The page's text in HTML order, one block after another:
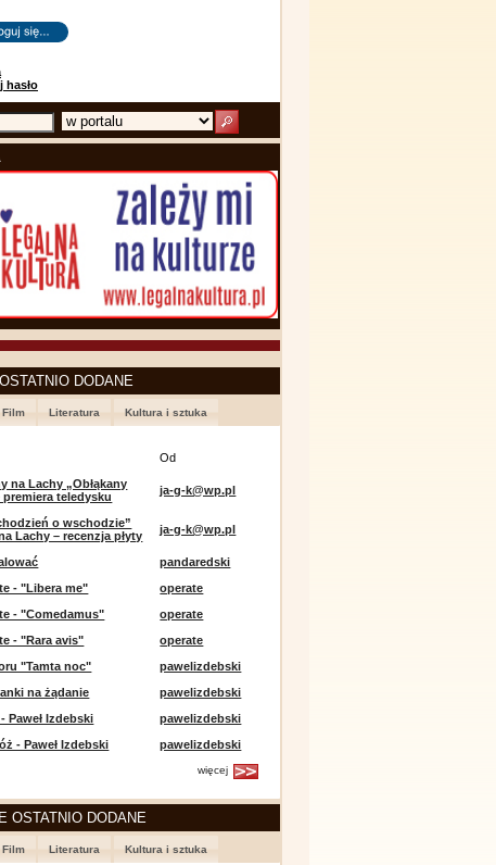
hasło
DODANE
Film Literatura Kultura i sztuka
Od
na Lachy „Obłąkany
premiera teledysku
ja-g-k@wp.pl
o wschodzie”
Lachy – recenzja płyty
ja-g-k@wp.pl
pandaredski
- "Libera me"
operate
- "Comedamus"
operate
- "Rara avis"
operate
"Tamta noc"
pawelizdebski
na żądanie
pawelizdebski
Paweł Izdebski
pawelizdebski
- Paweł Izdebski pawelizdebski
więcej
OSTATNIO DODANE
Film Literatura Kultura i sztuka